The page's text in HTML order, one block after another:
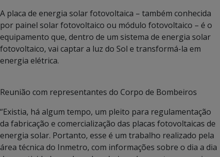
A placa de energia solar fotovoltaica – também conhecida
por painel solar fotovoltaico ou módulo fotovoltaico – é o
equipamento que, dentro de um sistema de energia solar
fotovoltaico, vai captar a luz do Sol e transformá-la em
energia elétrica.
Reunião com representantes do Corpo de Bombeiros
“Existia, há algum tempo, um pleito para regulamentação
da fabricação e comercialização das placas fotovoltaicas de
energia solar. Portanto, esse é um trabalho realizado pela
área técnica do Inmetro, com informações sobre o dia a dia